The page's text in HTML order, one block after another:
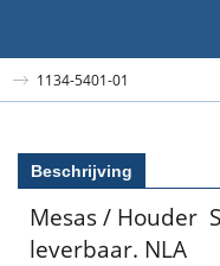
1134-5401-01
Beschrijving
Mesas / Houder
leverbaar. NLA